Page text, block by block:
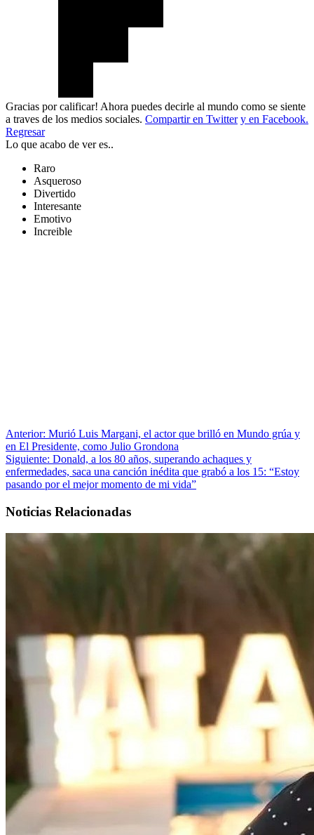
Gracias por calificar! Ahora puedes decirle al mundo como se siente
a traves de los medios sociales. Compartir en Twitter y en Facebook.
Regresar
Lo que acabo de ver es..
Raro
Asqueroso
Divertido
Interesante
Emotivo
Increible
Anterior: Murió Luis Margani, el actor que brilló en Mundo grúa y
en El Presidente, como Julio Grondona
Siguiente: Donald, a los 80 años, superando achaques y
enfermedades, saca una canción inédita que grabó a los 15: “Estoy
pasando por el mejor momento de mi vida”
Noticias Relacionadas